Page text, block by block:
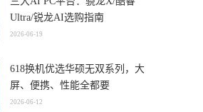
Ultra/锐龙AI选购指南
2026-06-19
618换机优选华硕无双系列，大
屏、便携、性能全都要
2026-06-12